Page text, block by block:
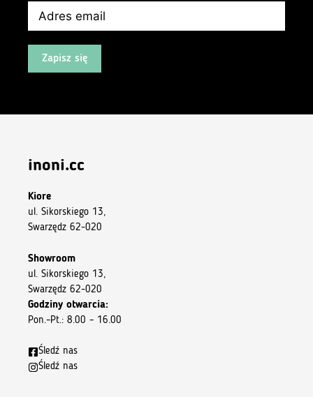
Zapisz się
inoni.cc
Kiore
ul. Sikorskiego 13,
Swarzędz 62-020
Showroom
ul. Sikorskiego 13,
Swarzędz 62-020
Godziny otwarcia:
Pon.–Pt.: 8.00 – 16.00
Śledź nas
Śledź nas